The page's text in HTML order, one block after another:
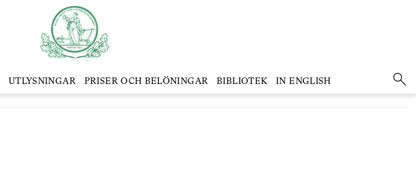
UTLYSNINGAR PRISER OCH BELÖNINGAR BIBLIOTEK IN ENGLISH